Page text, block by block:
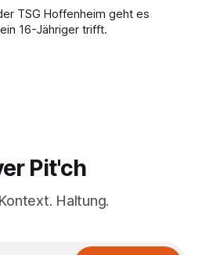
TSG Hoffenheim geht es
16-Jähriger trifft.
Pit'ch
Haltung.